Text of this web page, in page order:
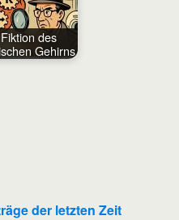
des
Gehirns
der letzten Zeit